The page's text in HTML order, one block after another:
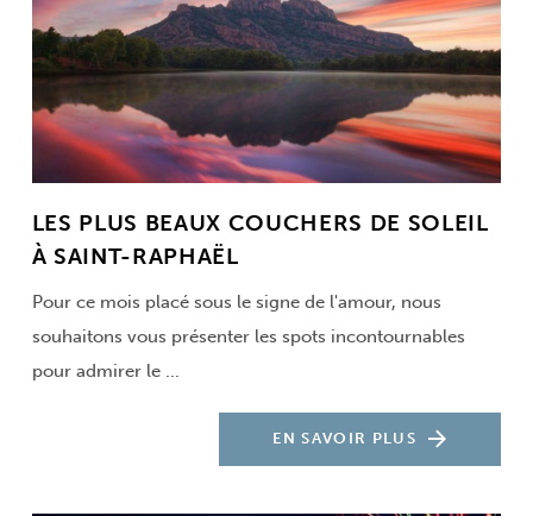
LES PLUS BEAUX COUCHERS DE SOLEIL
À SAINT-RAPHAËL
Pour ce mois placé sous le signe de l'amour, nous
souhaitons vous présenter les spots incontournables
pour admirer le ...
EN SAVOIR PLUS